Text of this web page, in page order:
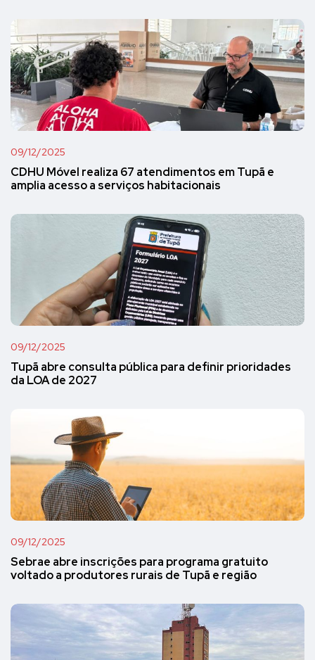
09/12/2025
CDHU Móvel realiza 67 atendimentos em Tupã e
amplia acesso a serviços habitacionais
09/12/2025
Tupã abre consulta pública para definir prioridades
da LOA de 2027
09/12/2025
Sebrae abre inscrições para programa gratuito
voltado a produtores rurais de Tupã e região